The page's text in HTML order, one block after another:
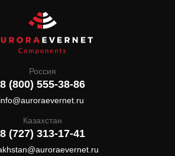
Россия
8 (800) 555-38-86
info@auroraevernet.ru
Казахстан
8 (727) 313-17-41